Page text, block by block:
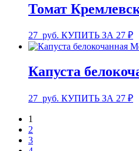
Томат
27 руб. КУПИТЬ ЗА 27 ₽
Капуста
27 руб. КУПИТЬ ЗА 27 ₽
1
2
3